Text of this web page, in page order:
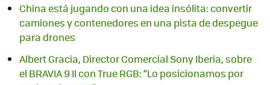
China está jugando con una idea insólita: convertir
camiones y contenedores en una pista de despegue
para drones
Albert Gracia, Director Comercial Sony Iberia, sobre
el BRAVIA 9 II con True RGB: “Lo posicionamos por